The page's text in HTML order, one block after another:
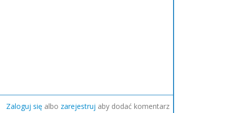
Zaloguj się albo zarejestruj aby dodać komentarz